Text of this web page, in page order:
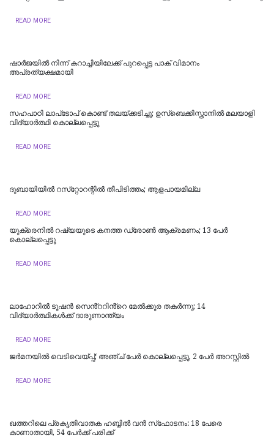
READ MORE
ഷാർജയിൽ നിന്ന് കറാച്ചിയിലേക്ക് പുറപ്പെട്ട പാക് വിമാനം
അപ്രത്യക്ഷമായി
READ MORE
സഹപാഠി ലാപ്‌ടോപ് കൊണ്ട് തലയ്ക്കടിച്ചു; ഉസ്‌ബെക്കിസ്താനില്‍ മലയാളി
വിദ്യാര്‍ത്ഥി കൊല്ലപ്പെട്ടു
READ MORE
ദുബായിയില്‍ റസ്‌റ്റോറന്റില്‍ തീപിടിത്തം; ആളപായമില്ല
READ MORE
യുക്രെനിൽ റഷ്യയുടെ കനത്ത ഡ്രോൺ ആക്രമണം; 13 പേർ
കൊല്ലപ്പെട്ടു
READ MORE
ലാഹോറില്‍ ടൂഷന്‍ സെൻ്ററിൻ്റെ മേല്‍ക്കൂര തകര്‍ന്നു; 14
വിദ്യാര്‍ത്ഥികള്‍ക്ക് ദാരുണാന്ത്യം
READ MORE
ജർമനയിൽ വെടിവെയ്പ്പ്; അഞ്ച് പേർ കൊല്ലപ്പെട്ടു, 2 പേർ അറസ്റ്റിൽ
READ MORE
ഖത്തറിലെ പ്രകൃതിവാതക ഹബ്ബിൽ വൻ സ്‌ഫോടനം: 18 പേരെ
കാണാതായി, 54 പേർക്ക് പരിക്ക്